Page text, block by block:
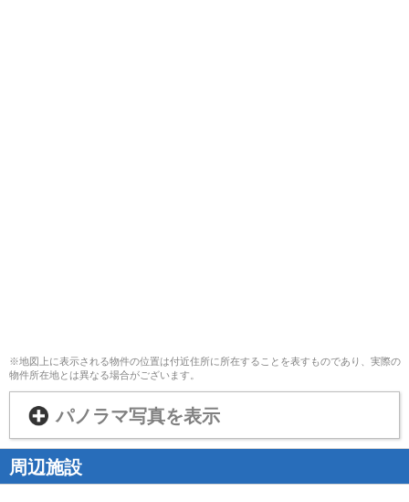
※地図上に表示される物件の位置は付近住所に所在することを表すものであり、実際の
物件所在地とは異なる場合がございます。
パノラマ写真を表示
周辺施設